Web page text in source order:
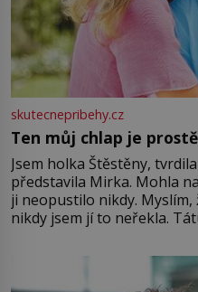
skutecnepribehy.cz
Ten můj chlap je
Jsem holka Štěstěny,
představila Mirka. Mohla
ji neopustilo nikdy. Myslím,
nikdy jsem jí to neřekla.
Jsme spolu moc rádi